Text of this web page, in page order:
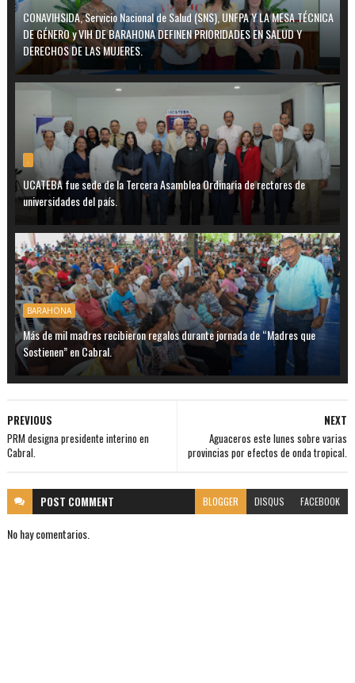
CONAVIHSIDA, Servicio Nacional de Salud (SNS), UNFPA Y LA MESA TÉCNICA
DE GÉNERO y VIH DE BARAHONA DEFINEN PRIORIDADES EN SALUD Y
DERECHOS DE LAS MUJERES.
.
UCATEBA fue sede de la Tercera Asamblea Ordinaria de rectores de
universidades del país.
BARAHONA
Más de mil madres recibieron regalos durante jornada de “Madres que
Sostienen” en Cabral.
NEXT
Aguaceros este lunes sobre varias
provincias por efectos de onda tropical.
PREVIOUS
PRM designa presidente interino en
Cabral.
POST COMMENT BLOGGER DISQUS FACEBOOK
No hay comentarios.